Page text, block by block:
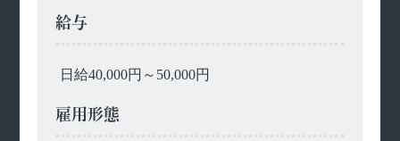
給与
日給40,000円～50,000円
雇用形態